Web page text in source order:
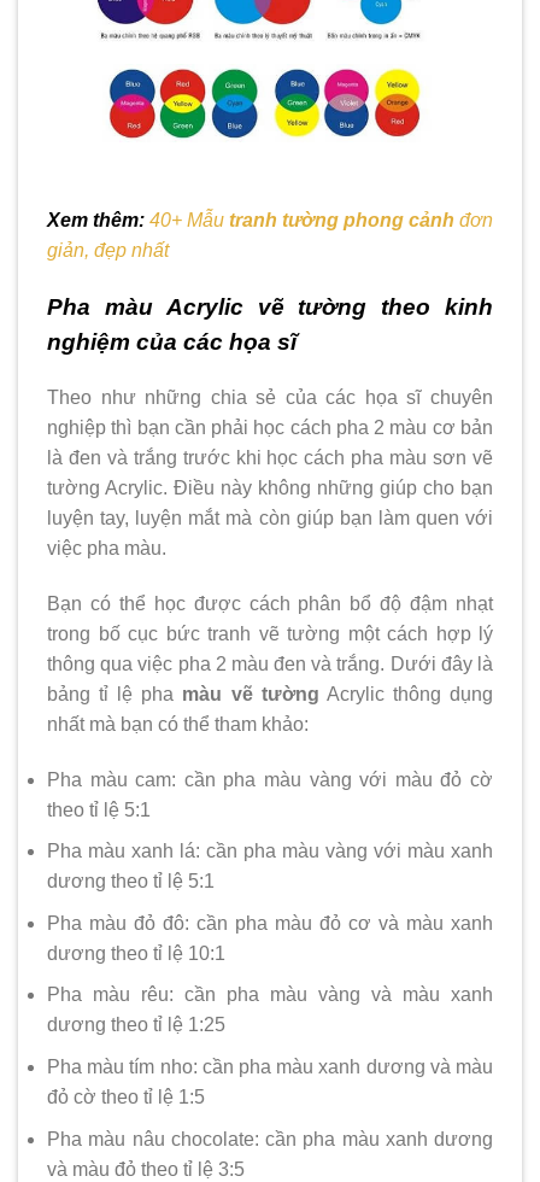
Xem thêm: 40+ Mẫu tranh tường phong cảnh đơn
giản, đẹp nhất
Pha màu Acrylic vẽ tường theo kinh
nghiệm của các họa sĩ
Theo như những chia sẻ của các họa sĩ chuyên
nghiệp thì bạn cần phải học cách pha 2 màu cơ bản
là đen và trắng trước khi học cách pha màu sơn vẽ
tường Acrylic. Điều này không những giúp cho bạn
luyện tay, luyện mắt mà còn giúp bạn làm quen với
việc pha màu.
Bạn có thể học được cách phân bổ độ đậm nhạt
trong bố cục bức tranh vẽ tường một cách hợp lý
thông qua việc pha 2 màu đen và trắng. Dưới đây là
bảng tỉ lệ pha màu vẽ tường Acrylic thông dụng
nhất mà bạn có thể tham khảo:
Pha màu cam: cần pha màu vàng với màu đỏ cờ
theo tỉ lệ 5:1
Pha màu xanh lá: cần pha màu vàng với màu xanh
dương theo tỉ lệ 5:1
Pha màu đỏ đô: cần pha màu đỏ cơ và màu xanh
dương theo tỉ lệ 10:1
Pha màu rêu: cần pha màu vàng và màu xanh
dương theo tỉ lệ 1:25
Pha màu tím nho: cần pha màu xanh dương và màu
đỏ cờ theo tỉ lệ 1:5
Pha màu nâu chocolate: cần pha màu xanh dương
và màu đỏ theo tỉ lệ 3:5